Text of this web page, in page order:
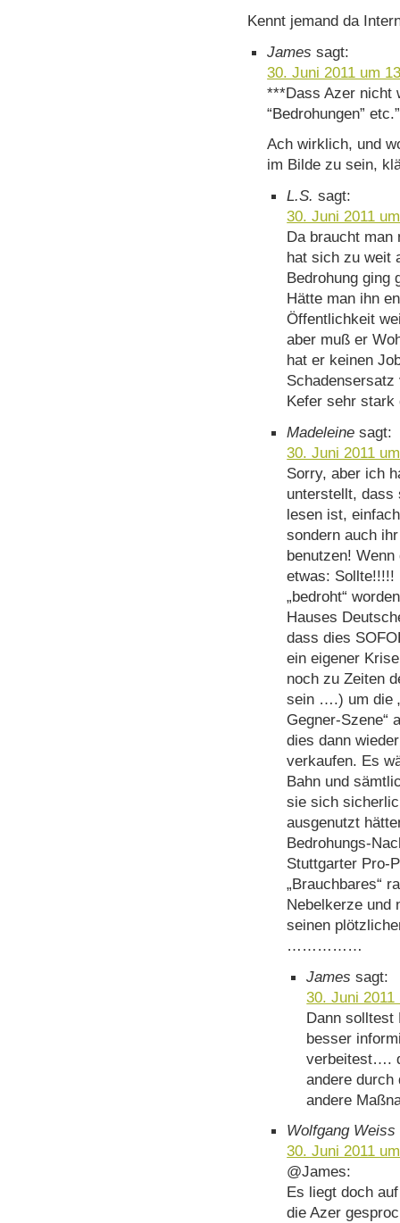
Kennt jemand da
James sagt:
30. Juni 2011 um
***Dass Azer nicht
“Bedrohungen”
Ach wirklich, und
im Bilde zu sein,
L.S. sagt:
30. Juni 2011
Da braucht man
hat sich zu weit
Bedrohung ging
Hätte man ihn
Öffentlichkeit
aber muß er
hat er keinen
Kefer sehr stark
Madeleine sagt:
30. Juni 2011
Sorry, aber ich
unterstellt, dass
lesen ist,
sondern auch
benutzen!
etwas: Sollte!!!!!
„bedroht“
Hauses
dass dies
ein eigener
noch zu Zeiten
sein ….) um die
Gegner-Szene“
dies dann
verkaufen. Es
Bahn und
sie sich
ausgenutzt
Bedrohungs-
Stuttgarter Pro-
„Brauchbares“
Nebelkerze und
seinen
……………
James sagt:
30. Juni
Dann solltest
besser
verbeitest….
andere durch
andere
Wolfgang Weiss
30. Juni 2011
@James:
Es liegt doch
die Azer